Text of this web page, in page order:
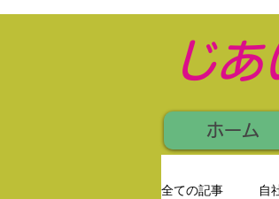
じ
ホーム
全ての記事 自